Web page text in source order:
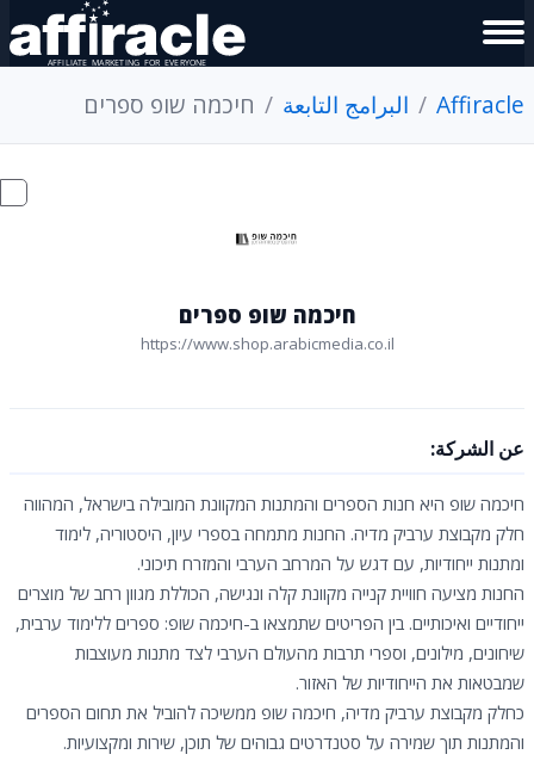
Affiracle البرامج التابعة חיכמה שופ ספרים
חיכמה שופ ספרים
https://www.shop.arabicmedia.co.il
عن الشركة:
חיכמה שופ היא חנות הספרים והמתנות המקוונת המובילה בישראל, המהווה
חלק מקבוצת ערביק מדיה. החנות מתמחה בספרי עיון, היסטוריה, לימוד
ומתנות ייחודיות, עם דגש על המרחב הערבי והמזרח תיכוני.
החנות מציעה חוויית קנייה מקוונת קלה ונגישה, הכוללת מגוון רחב של מוצרים
ייחודיים ואיכותיים. בין הפריטים שתמצאו ב-חיכמה שופ: ספרים ללימוד ערבית,
שיחונים, מילונים, וספרי תרבות מהעולם הערבי לצד מתנות מעוצבות
שמבטאות את הייחודיות של האזור.
כחלק מקבוצת ערביק מדיה, חיכמה שופ ממשיכה להוביל את תחום הספרים
והמתנות תוך שמירה על סטנדרטים גבוהים של תוכן, שירות ומקצועיות.